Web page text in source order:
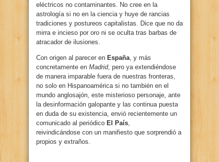
eléctricos no contaminantes. No cree en la
astrología si no en la ciencia y huye de rancias
tradiciones y postureos capitalistas. Dice que no da
mirra e incieso por oro ni se oculta tras barbas de
atracador de ilusiones.
Con origen al parecer en España , y más
concretamente en Madrid, pero ya extendiéndose
de manera imparable fuera de nuestras fronteras,
no solo en Hispanoamérica si no también en el
mundo anglosajón, este misterioso personaje, ante
la desinformación galopante y las continua puesta
en duda de su existencia, envió recientemente un
comunicado al periódico El País
reivindicándose con un manifiesto que sorprendió a
propios y extraños.